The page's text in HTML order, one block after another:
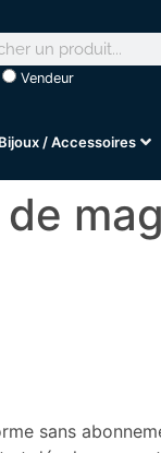
Vendeur
Bijoux / Accessoires
sans